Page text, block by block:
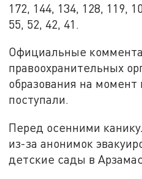
172, 144, 134, 128, 119,
55, 52, 42, 41.
Официальные
правоохранительных
образования на момент
поступали.
Перед осенними
из-за анонимок
детские сады в